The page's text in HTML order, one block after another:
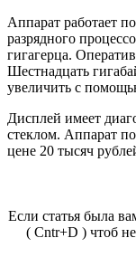
Аппарат работает
разрядного
гигагерца.
Шестнадцать
увеличить с
Дисплей имеет
стеклом. Аппарат
цене 20 тысяч
Если статья была
( Cntr+D ) чтоб